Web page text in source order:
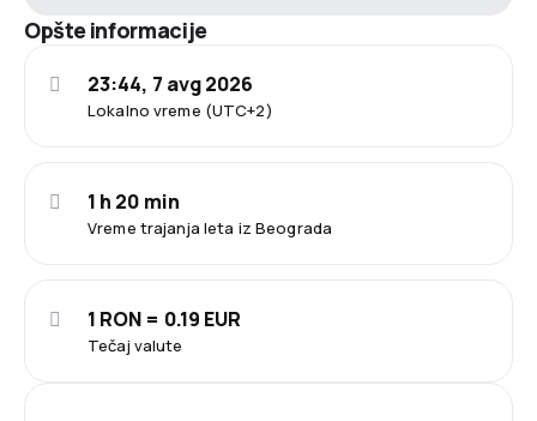
Opšte informacije
Lokalno vreme (UTC+2)
23:44, 7 avg 2026
Vreme trajanja leta iz Beograda
1 h 20 min
Tečaj valute
1 RON = 0.19 EUR